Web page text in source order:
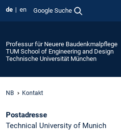
de en Google Suche
Professur für Neuere Baudenkmalpflege
TUM School of Engineering and Design
Technische Universität München
NB Kontakt
Postadresse
Technical University of Munich